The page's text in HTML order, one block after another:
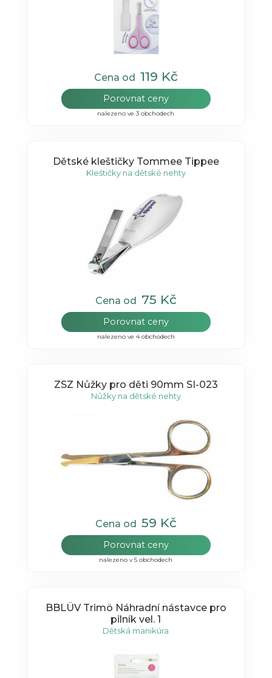
Cena od 119 Kč
Porovnat ceny
nalezeno ve 3 obchodech
Dětské kleštičky Tommee Tippee
Kleštičky na dětské nehty
Cena od 75 Kč
Porovnat ceny
nalezeno ve 4 obchodech
ZSZ Nůžky pro děti 90mm SI-023
Nůžky na dětské nehty
Cena od 59 Kč
Porovnat ceny
nalezeno v 5 obchodech
BBLÜV Trimö Náhradní nástavce pro
pilník vel. 1
Dětská manikúra